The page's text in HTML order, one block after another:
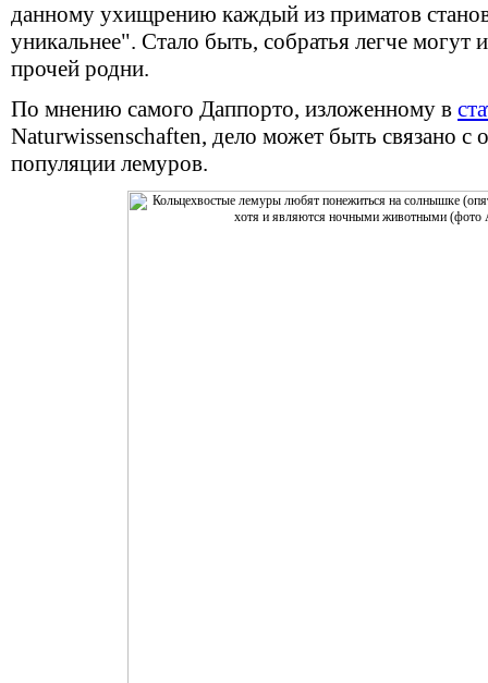
данному ухищрению каждый из приматов
уникальнее". Стало быть, собратья легче могут
прочей родни.
По мнению самого Даппорто, изложенному в
Naturwissenschaften, дело может быть связано с
популяции лемуров.